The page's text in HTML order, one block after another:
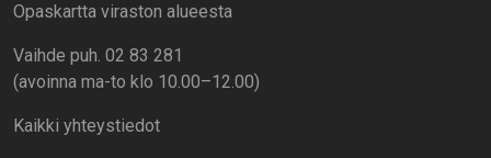
Opaskartta viraston alueesta
Vaihde puh. 02 83 281
(avoinna ma-to klo 10.00–12.00)
Kaikki yhteystiedot